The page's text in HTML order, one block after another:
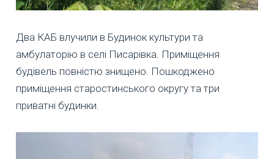
Два КАБ влучили в Будинок культури та
амбулаторію в селі Писарівка. Приміщення
будівель повністю знищено. Пошкоджено
приміщення старостинського округу та три
приватні будинки.